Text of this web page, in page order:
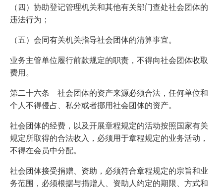
（四）协助登记管理机关和其他有关部门查处社会团体的
违法行为；
（五）会同有关机关指导社会团体的清算事宜。
业务主管单位履行前款规定的职责，不得向社会团体收取
费用。
第二十六条 社会团体的资产来源必须合法，任何单位和
个人不得侵占、私分或者挪用社会团体的资产。
社会团体的经费，以及开展章程规定的活动按照国家有关
规定所取得的合法收入，必须用于章程规定的业务活动，
不得在会员中分配。
社会团体接受捐赠、资助，必须符合章程规定的宗旨和业
务范围，必须根据与捐赠人、资助人约定的期限、方式和